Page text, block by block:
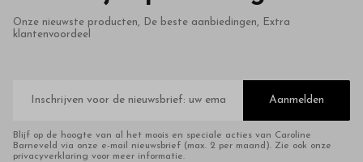
Onze nieuwste producten, De beste aanbiedingen, Extra
klantenvoordeel
mailadres
Aanmelden
Blijf op de hoogte van al het moois en speciale acties van Caroline
Barneveld via onze e-mail nieuwsbrief (max. 2 per maand). Zie ook onze
privacyverklaring voor meer informatie.